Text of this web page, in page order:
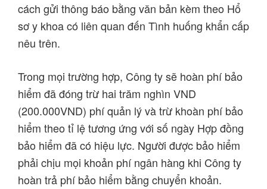
cách gửi thông báo bằng văn bản kèm theo Hổ
sơ y khoa có liên quan đến Tình huống khẩn cấp
nêu trên.
Trong mọi trường hợp, Công ty sẽ hoàn phí bảo
hiểm đã đóng trừ hai trăm nghìn VND
(200.000VND) phí quản lý và trừ khoàn phí bảo
hiểm theo tỉ lệ tương ứng với số ngày Hợp đồng
bảo hiểm đã có hiệu lực. Người được bảo hiểm
phải chịu mọi khoản phí ngân hàng khi Công ty
hoàn trả phí bảo hiểm bằng chuyển khoản.